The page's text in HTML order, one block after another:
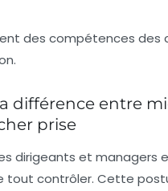
des compétences des
différence entre
prise
dirigeants et
tout contrôler. Cette